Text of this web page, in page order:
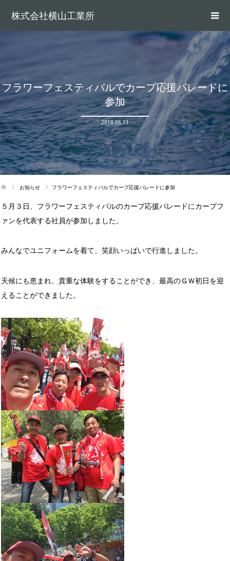
株式会社横山工業所
フラワーフェスティバルでカープ応援パレードに
参加
2018.06.11
お知らせ フラワーフェスティバルでカープ応援パレードに参加
５月３日、フラワーフェスティバルのカープ応援パレードにカープフ
ァンを代表する社員が参加しました。
みんなでユニフォームを着て、笑顔いっぱいで行進しました。
天候にも恵まれ、貴重な体験をすることができ、最高のＧＷ初日を迎
えることができました。